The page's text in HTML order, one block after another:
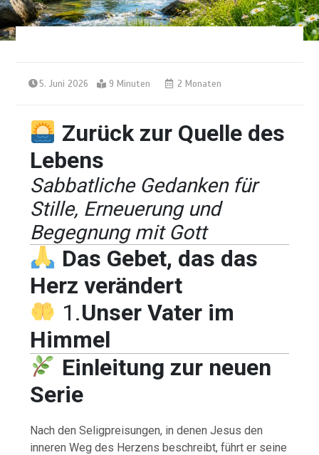
5. Juni 2026 9 Minuten 2 Monaten
Zurück zur Quelle des
Lebens
Sabbatliche Gedanken für
Stille, Erneuerung und
Begegnung mit Gott
Das Gebet, das das
Herz verändert
1.Unser Vater im
Himmel
Einleitung zur neuen
Serie
Nach den Seligpreisungen, in denen Jesus den
inneren Weg des Herzens beschreibt, führt er seine